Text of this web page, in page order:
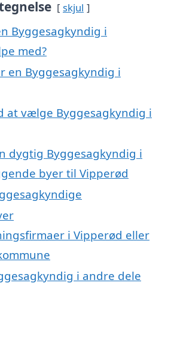
skjul
Byggesagkyndig i
med?
en Byggesagkyndig i
at vælge Byggesagkyndig i
dygtig Byggesagkyndig i
byer til Vipperød
i Vipperød eller
i andre dele